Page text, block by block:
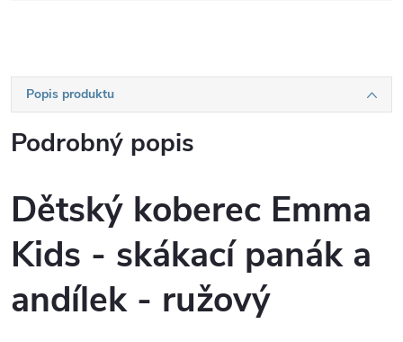
Popis produktu
Podrobný popis
Dětský koberec Emma
Kids - skákací panák a
andílek - ružový